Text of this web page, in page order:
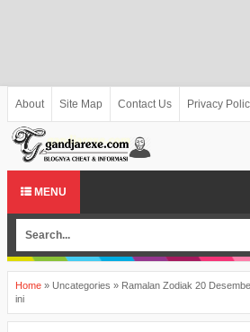
About Site Map Contact Us Privacy
MENU
Home » Uncategories » Ramalan Zodiak 20
ini